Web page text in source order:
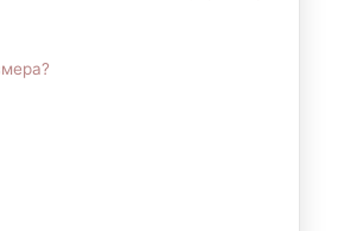
связанным с
рассрочки, вы можете